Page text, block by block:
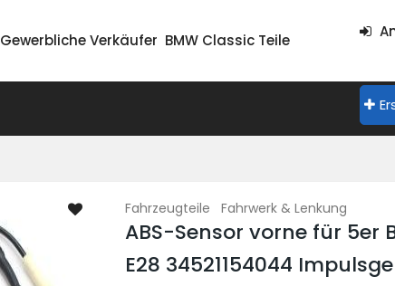
Gewerbliche Verkäufer BMW Classic Teile
Fahrzeugteile Fahrwerk & Lenkung
ABS-Sensor vorne für 5er
E28 34521154044